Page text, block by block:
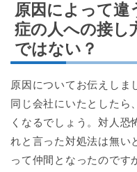
原因によって
症の人への接し
ではない？
原因についてお伝えしま
同じ会社にいたとしたら
くなるでしょう。対人恐
れと言った対処法は無い
って仲間となったのです